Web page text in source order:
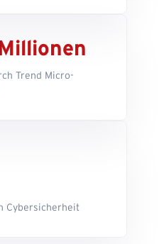
Trend Micro-
Cybersicherheit